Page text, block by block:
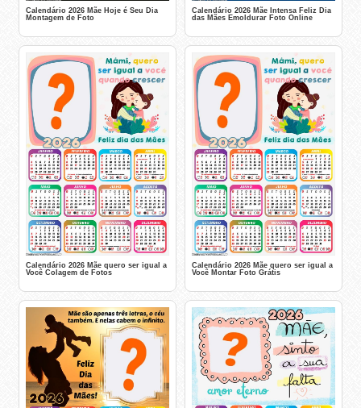
Calendário 2026 Mãe Hoje é Seu Dia
Montagem de Foto
Calendário 2026 Mãe Intensa Feliz Dia
das Mães Emoldurar Foto Online
Calendário 2026 Mãe quero ser igual a
Você Colagem de Fotos
Calendário 2026 Mãe quero ser igual a
Você Montar Foto Grátis